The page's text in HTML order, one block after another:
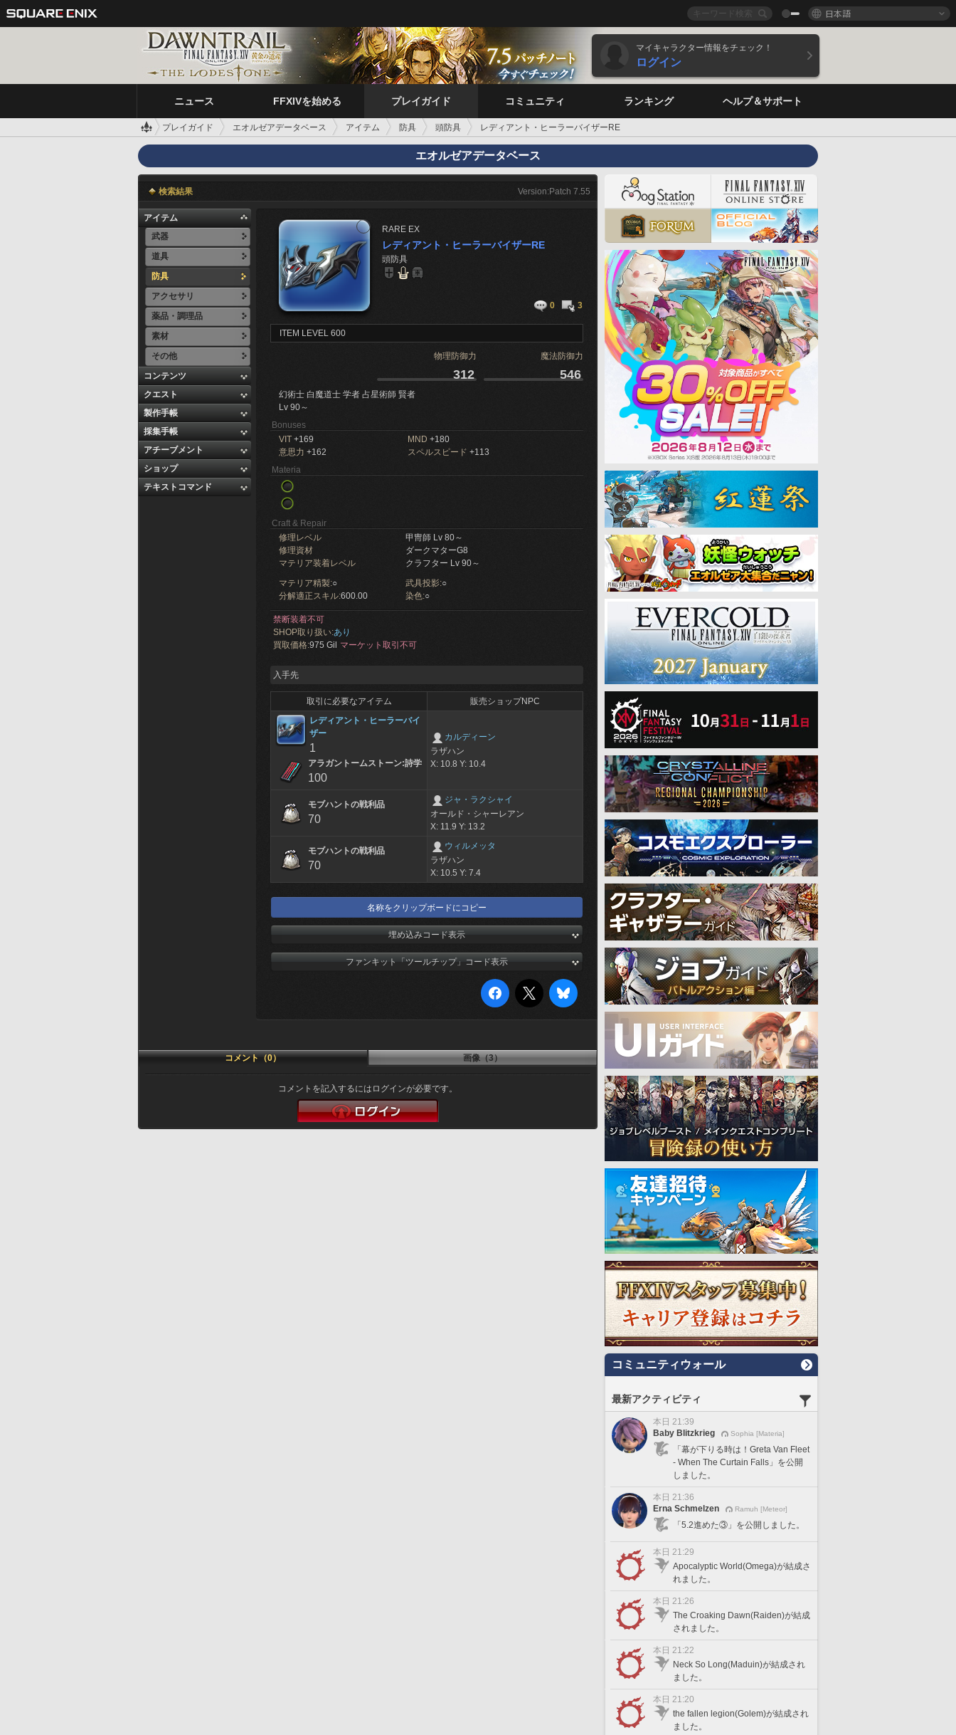
日本語
マイキャラクター情報をチェック！
ログイン
ニュース FFXIVを始める プレイガイド コミュニティ ランキング ヘルプ＆サポート
プレイガイド エオルゼアデータベース アイテム 防具 頭防具 レディアント・ヒーラーバイザーRE
エオルゼアデータベース
検索結果 Version:Patch 7.55
アイテム
武器
道具
防具
アクセサリ
薬品・調理品
素材
その他
コンテンツ
クエスト
製作手帳
採集手帳
アチーブメント
ショップ
テキストコマンド
RARE EX
レディアント・ヒーラーバイザーRE
頭防具
0 3
ITEM LEVEL 600
物理防御力 魔法防御力
312 546
幻術士 白魔道士 学者 占星術師 賢者
Lv 90～
Bonuses
VIT +169 MND +180
意思力 +162 スペルスピード +113
Materia
Craft & Repair
修理レベル
甲冑師 Lv 80～
修理資材
ダークマターG8
マテリア装着レベル
クラフター Lv 90～
マテリア精製:○ 武具投影:○
分解適正スキル:600.00 染色:○
禁断装着不可
SHOP取り扱い:あり
買取価格:975 Gil マーケット取引不可
入手先
取引に必要なアイテム
販売ショップNPC
レディアント・ヒーラーバイ
ザー
1
アラガントームストーン:詩学
100
カルディーン
ラザハン
X: 10.8 Y: 10.4
モブハントの戦利品
70
ジャ・ラクシャイ
オールド・シャーレアン
X: 11.9 Y: 13.2
モブハントの戦利品
70
ウィルメッタ
ラザハン
X: 10.5 Y: 7.4
名称をクリップボードにコピー
埋め込みコード表示
ファンキット「ツールチップ」コード表示
コメント（0） 画像（3）
コメントを記入するにはログインが必要です。
コミュニティウォール
最新アクティビティ
本日 21:39
Baby Blitzkrieg
Sophia [Materia]
「幕が下りる時は！Greta Van Fleet
- When The Curtain Falls」を公開
しました。
本日 21:36
Erna Schmelzen
Ramuh [Meteor]
「5.2進めた③」を公開しました。
本日 21:29
Apocalyptic World(Omega)が結成さ
れました。
本日 21:26
The Croaking Dawn(Raiden)が結成
されました。
本日 21:22
Neck So Long(Maduin)が結成され
ました。
本日 21:20
the fallen legion(Golem)が結成され
ました。